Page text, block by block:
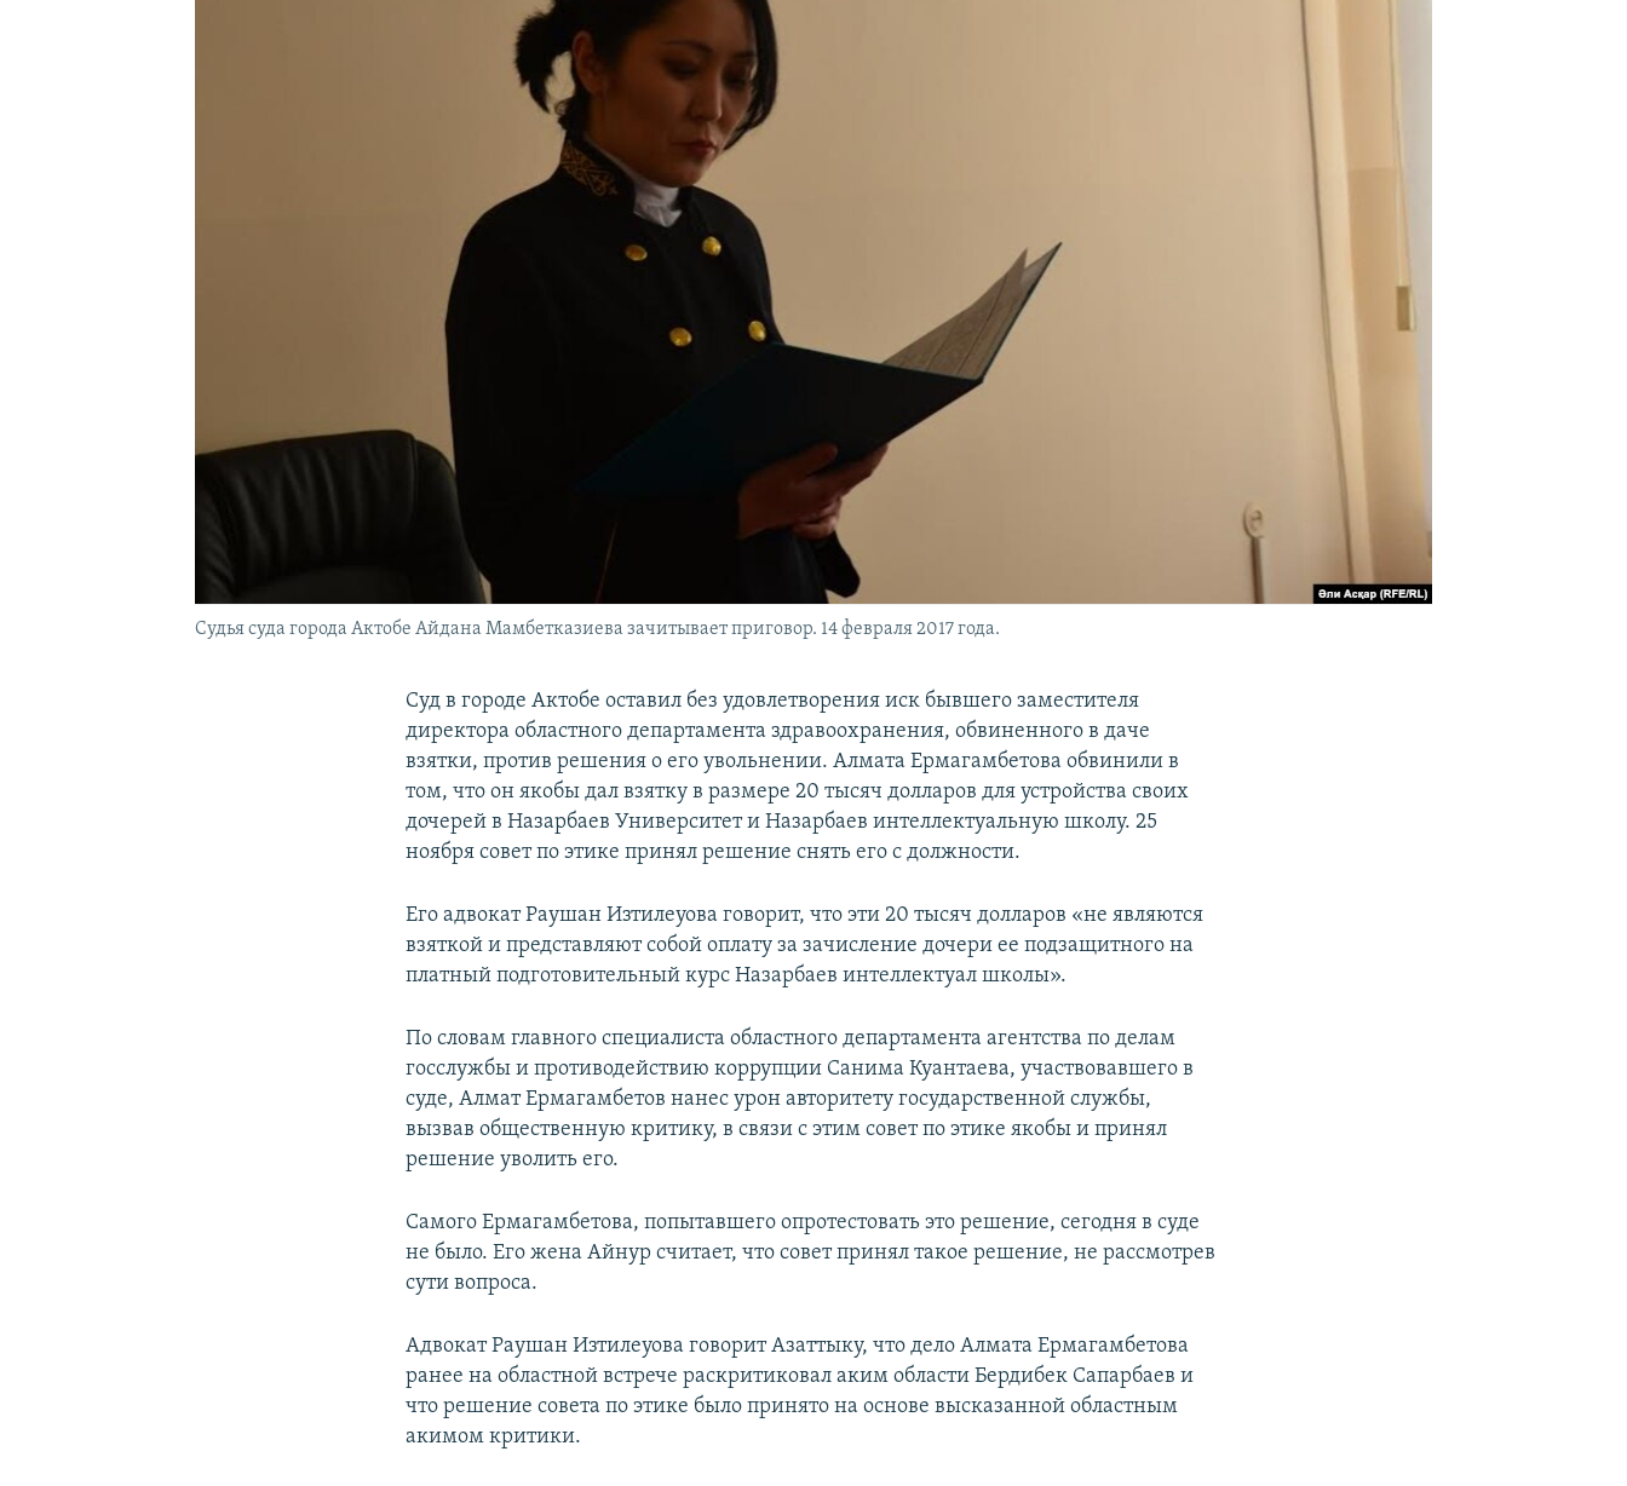
Судья суда города Актобе Айдана Мамбетказиева зачитывает приговор. 14 февраля 2017 года.
Суд в городе Актобе оставил без удовлетворения иск бывшего заместителя
директора областного департамента здравоохранения, обвиненного в даче
взятки, против решения о его увольнении. Алмата Ермагамбетова обвинили в
том, что он якобы дал взятку в размере 20 тысяч долларов для устройства своих
дочерей в Назарбаев Университет и Назарбаев интеллектуальную школу. 25
ноября совет по этике принял решение снять его с должности.
Его адвокат Раушан Изтилеуова говорит, что эти 20 тысяч долларов «не являются
взяткой и представляют собой оплату за зачисление дочери ее подзащитного на
платный подготовительный курс Назарбаев интеллектуал школы».
По словам главного специалиста областного департамента агентства по делам
госслужбы и противодействию коррупции Санима Куантаева, участвовавшего в
суде, Алмат Ермагамбетов нанес урон авторитету государственной службы,
вызвав общественную критику, в связи с этим совет по этике якобы и принял
решение уволить его.
Самого Ермагамбетова, попытавшего опротестовать это решение, сегодня в суде
не было. Его жена Айнур считает, что совет принял такое решение, не рассмотрев
сути вопроса.
Адвокат Раушан Изтилеуова говорит Азаттыку, что дело Алмата Ермагамбетова
ранее на областной встрече раскритиковал аким области Бердибек Сапарбаев и
что решение совета по этике было принято на основе высказанной областным
акимом критики.